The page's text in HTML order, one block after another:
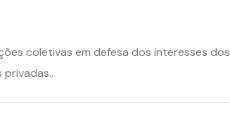
coletivas em defesa dos interesses dos